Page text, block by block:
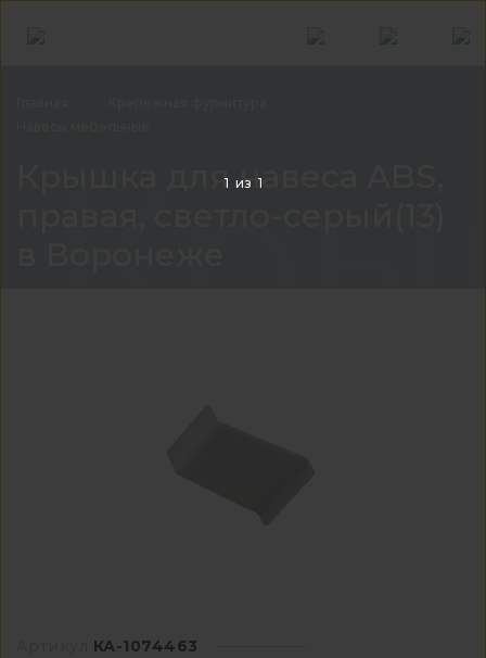
Крышка для навеса ABS,
КА-1074463
1 из 1